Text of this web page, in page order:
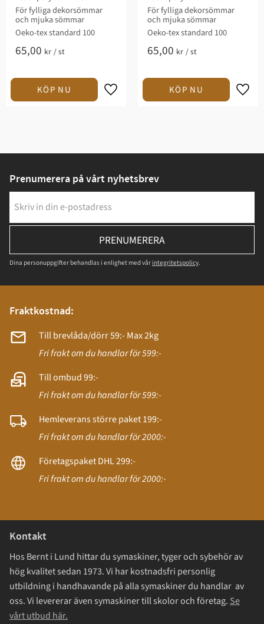
För fylliga dekorsömmar
och mjuka sömmar
Oeko-tex standard 100
65,00 kr /st
För fylliga dekorsömmar
och mjuka sömmar
Oeko-tex standard 100
65,00 kr /st
Prenumerera på vårt nyhetsbrev
PRENUMERERA
Dina personuppgifter behandlas i enlighet med vår integritetspolicy.
Fraktkostnad:
Till brevlåda/dörr 59:- Max 2kg
Fri frakt om du handlar för 599:-
Till ombud 99:-
Fri frakt om du handlar för 599:-
Hemleverans större paket 199:-
Fri frakt om du handlar för 2000:-
Företagspaket DHL 299:-
Fri frakt om du handlar för 2000:-
Kontakt
Hos Bernt i Lund hittar du symaskiner, tyger och sybehör av
hög kvalitet sedan 1973. Vi har kostnadsfri personlig
utbildning i handhavande på alla symaskiner du handlar av
oss. Vi levererar även symaskiner till skolor och företag. Se
vårt utbud här.